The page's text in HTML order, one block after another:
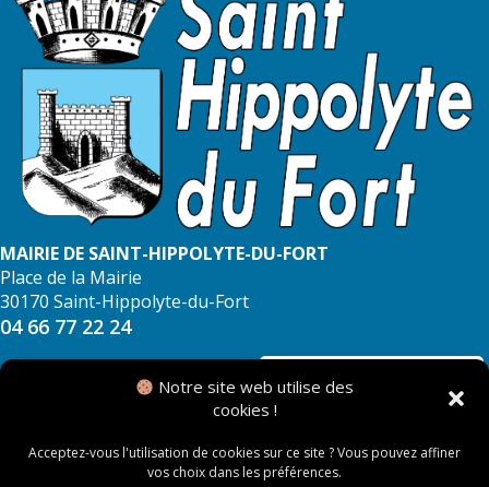
Notre site web utilise des
cookies !
Acceptez-vous l'utilisation de cookies sur ce site ? Vous pouvez affiner
vos choix dans les préférences.
MAIRIE DE SAINT-HIPPOLYTE-DU-FORT
Place de la Mairie
30170 Saint-Hippolyte-du-Fort
04 66 77 22 24
NOUS CONTACTER